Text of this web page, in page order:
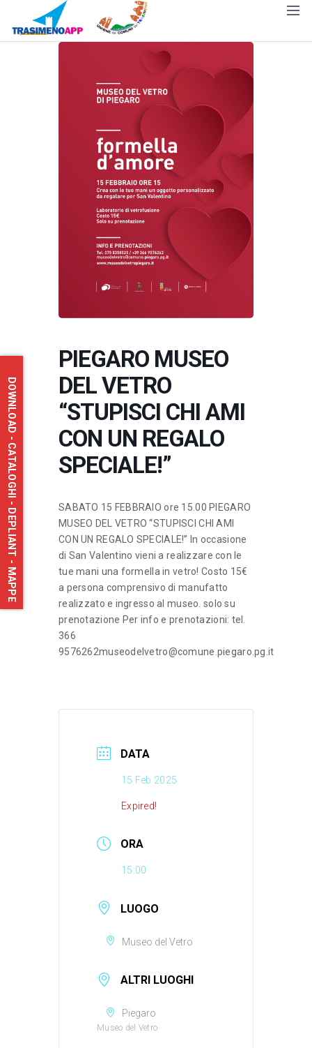
PIEGARO MUSEO
DEL VETRO
“STUPISCI CHI AMI
CON UN REGALO
SPECIALE!”
SABATO 15 FEBBRAIO ore 15.00 PIEGARO
MUSEO DEL VETRO “STUPISCI CHI AMI
CON UN REGALO SPECIALE!” In occasione
di San Valentino vieni a realizzare con le
tue mani una formella in vetro! Costo 15€
a persona comprensivo di manufatto
realizzato e ingresso al museo. solo su
prenotazione Per info e prenotazioni: tel.
366
9576262museodelvetro@comune.piegaro.pg.it
DATA
15 Feb 2025
Expired!
ORA
15:00
LUOGO
Museo del Vetro
ALTRI LUOGHI
Piegaro
Museo del Vetro
DOWNLOAD - CATALOGHI - DEPLIANT - MAPPE